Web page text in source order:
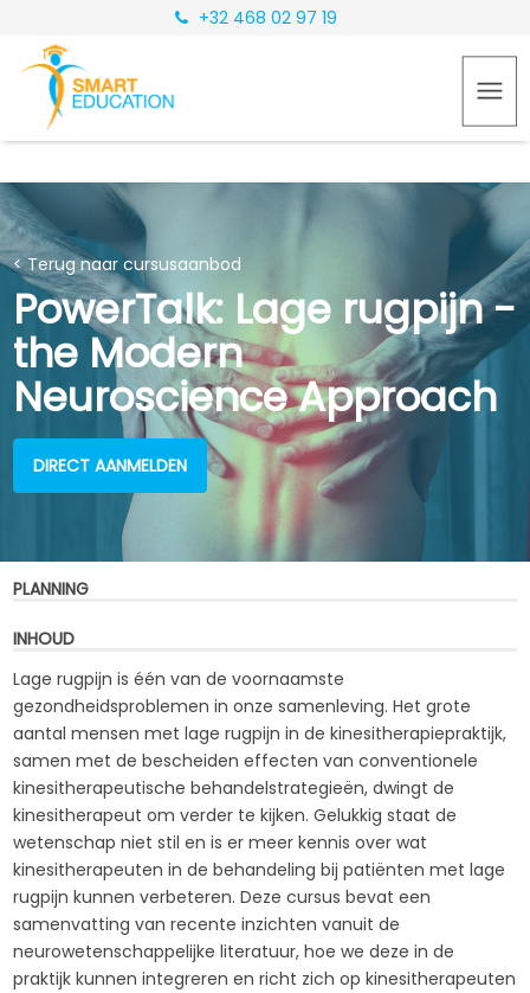
+32 468 02 97 19
< Terug naar cursusaanbod
PowerTalk: Lage rugpijn -
the Modern
Neuroscience Approach
DIRECT AANMELDEN
PLANNING
INHOUD
Lage rugpijn is één van de voornaamste
gezondheidsproblemen in onze samenleving. Het grote
aantal mensen met lage rugpijn in de kinesitherapiepraktijk,
samen met de bescheiden effecten van conventionele
kinesitherapeutische behandelstrategieën, dwingt de
kinesitherapeut om verder te kijken. Gelukkig staat de
wetenschap niet stil en is er meer kennis over wat
kinesitherapeuten in de behandeling bij patiënten met lage
rugpijn kunnen verbeteren. Deze cursus bevat een
samenvatting van recente inzichten vanuit de
neurowetenschappelijke literatuur, hoe we deze in de
praktijk kunnen integreren en richt zich op kinesitherapeuten